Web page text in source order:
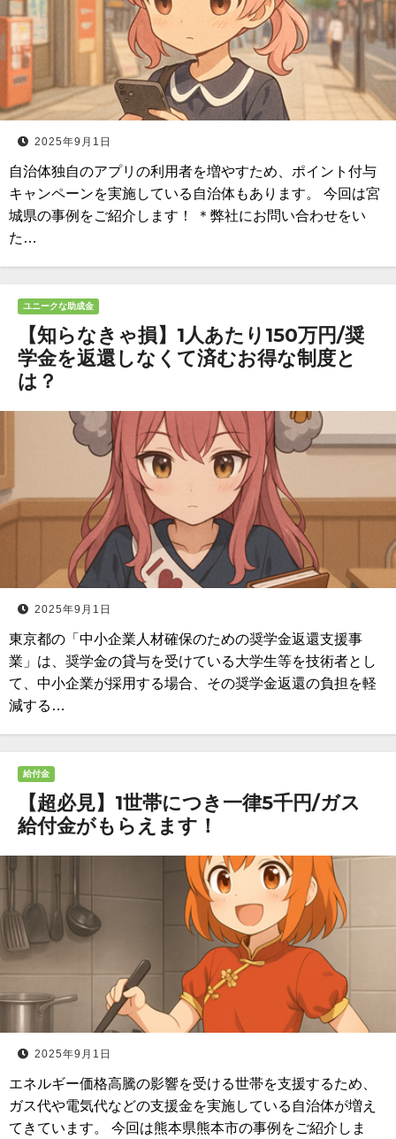
2025年9月1日
自治体独自のアプリの利用者を増やすため、ポイント付与
キャンペーンを実施している自治体もあります。 今回は宮
城県の事例をご紹介します！ ＊弊社にお問い合わせをい
た…
ユニークな助成金
【知らなきゃ損】1人あたり150万円/奨
学金を返還しなくて済むお得な制度と
は？
2025年9月1日
東京都の「中小企業人材確保のための奨学金返還支援事
業」は、奨学金の貸与を受けている大学生等を技術者とし
て、中小企業が採用する場合、その奨学金返還の負担を軽
減する…
給付金
【超必見】1世帯につき一律5千円/ガス
給付金がもらえます！
2025年9月1日
エネルギー価格高騰の影響を受ける世帯を支援するため、
ガス代や電気代などの支援金を実施している自治体が増え
てきています。 今回は熊本県熊本市の事例をご紹介しま